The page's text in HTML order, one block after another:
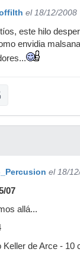
el 18/12/2008
este hilo
envidia
el 18/
07
allá...
Keller de Arce - 10